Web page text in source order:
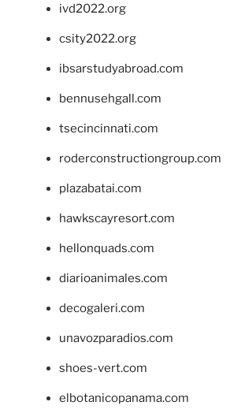
ivd2022.org
csity2022.org
ibsarstudyabroad.com
bennusehgall.com
tsecincinnati.com
roderconstructiongroup.com
plazabatai.com
hawkscayresort.com
hellonquads.com
diarioanimales.com
decogaleri.com
unavozparadios.com
shoes-vert.com
elbotanicopanama.com